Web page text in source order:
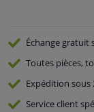
Échange gratuit
Toutes pièces,
Expédition sous
Serviceclient